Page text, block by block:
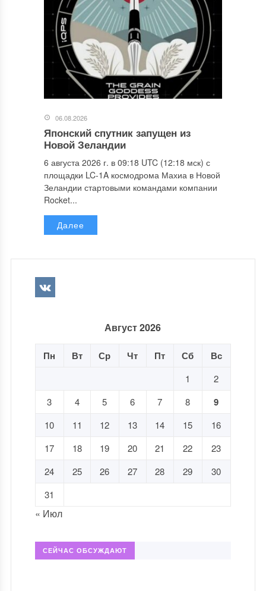
06.08.2026
Японский спутник запущен из
Новой Зеландии
6 августа 2026 г. в 09:18 UTC (12:18 мск) с
площадки LC-1A космодрома Махиа в Новой
Зеландии стартовыми командами компании
Rocket...
Далее
Август 2026
Пн Вт Ср Чт Пт Сб Вс
1
2
3
4 5 6 7 8 9
10 11 12 13 14 15
16
17
18 19 20 21 22
23
24
25 26 27 28 29
30
31
« Июл
СЕЙЧАС ОБСУЖДАЮТ